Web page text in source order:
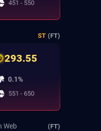
451 - 550
ST (FT)
293.55
0.1%
551 - 650
Web (FT)